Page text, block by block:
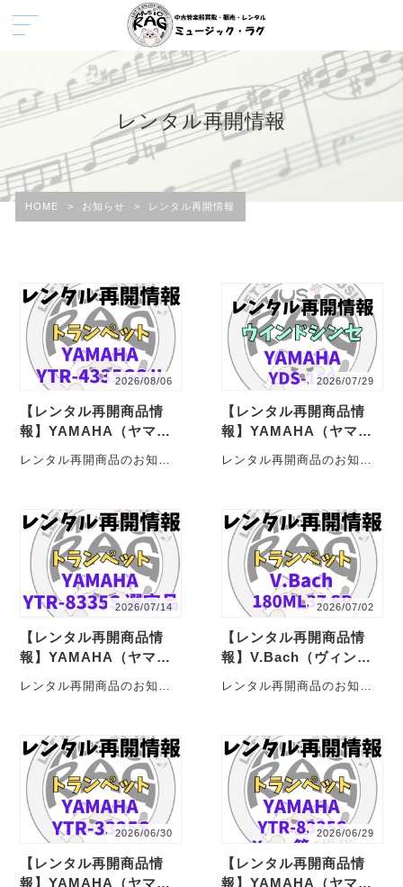
レンタル再開情報
HOME > お知らせ > レンタル再開情報
2026/08/06
【レンタル再開商品情
報】YAMAHA（ヤマ
ハ） YTR-4335GSⅡ
トランペットレンタル
レンタル再開商品のお知ら
4335G・・・
2026/07/29
【レンタル再開商品情
報】YAMAHA（ヤマ
ハ） YDS-150 （デジ
タルサックス） ウイン
レンタル再開商品のお知ら
ザー YDS-・・・
2026/07/14
【レンタル再開商品情
報】YAMAHA（ヤマ
ハ） YTR-8335S Xe
no 福田善亮氏選定
レンタル再開商品のお知ら
8335S・・・
2026/07/02
【レンタル再開商品情
報】V.Bach（ヴィンセ
ント・バック） 180ML
37 SP トランペットレ
レンタル再開商品のお知ら
ペット 18・・・
2026/06/30
【レンタル再開商品情
報】YAMAHA（ヤマ
2026/06/29
【レンタル再開商品情
報】YAMAHA（ヤマ